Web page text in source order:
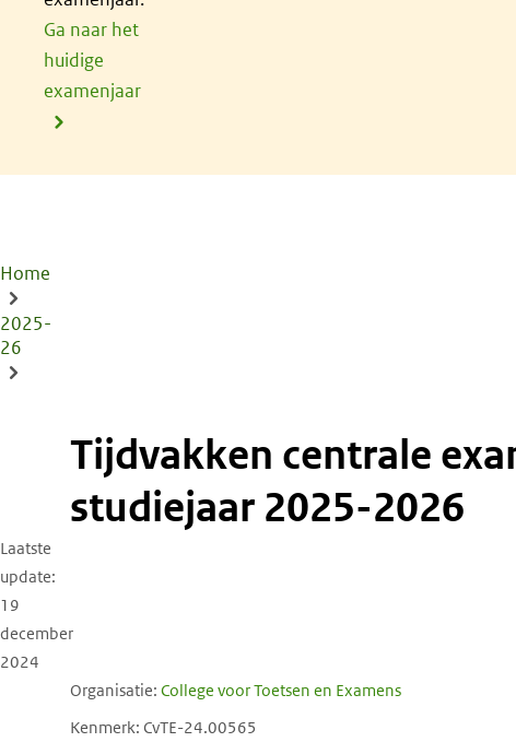
Ga naar het
huidige
examenjaar
Kruimelpad
Home
2025-
26
Tijdvakken centrale examinering mbo,
studiejaar 2025-2026
Laatste
update
19
december
2024
Organisatie College voor Toetsen en Examens
Kenmerk CvTE-24.00565